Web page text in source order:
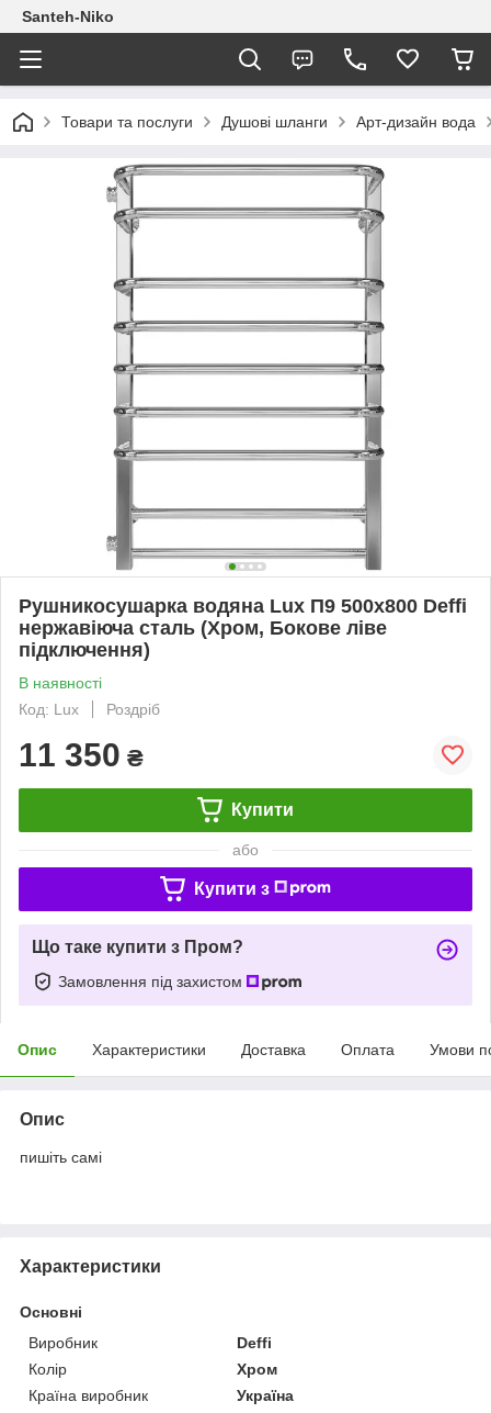
Santeh-Niko
Товари та послуги Душові шланги Арт-дизайн вода
Рушникосушарка водяна Lux П9 500х800 Deffi
нержавіюча сталь (Хром, Бокове ліве
підключення)
В наявності
Код: Lux
Роздріб
11 350 ₴
Купити
або
Купити з
Що таке купити з Пром?
Замовлення під захистом
Опис Характеристики Доставка Оплата Умови
Опис
пишіть самі
Характеристики
Основні
Виробник
Deffi
Колір
Хром
Країна виробник
Україна